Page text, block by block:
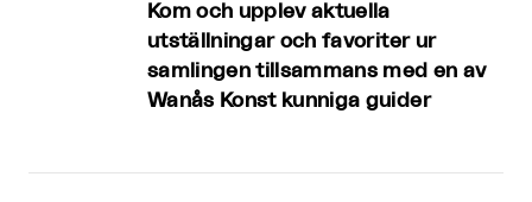
Kom och upplev aktuella
utställningar och favoriter ur
samlingen tillsammans med en av
Wanås Konst kunniga guider